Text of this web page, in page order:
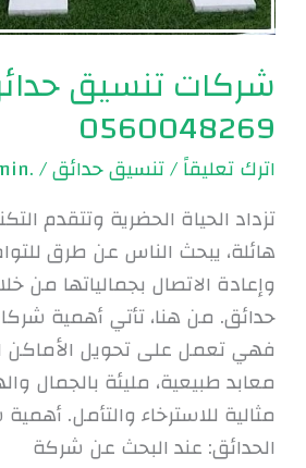
شركات تنسيق
0560048269
اترك تعليقاً/تنسيق حدائق/
.Admin
تزداد الحياة الحضرية وتتقدم
هائلة، يبحث الناس عن طرق
وإعادة الاتصال بجمالياتها من
حدائق. من هنا، تأتي أهمية
فهي تعمل على تحويل الأماكن
معابد طبيعية، مليئة بالجمال
مثالية للاسترخاء والتأمل.
الحدائق: عند البحث عن شركة